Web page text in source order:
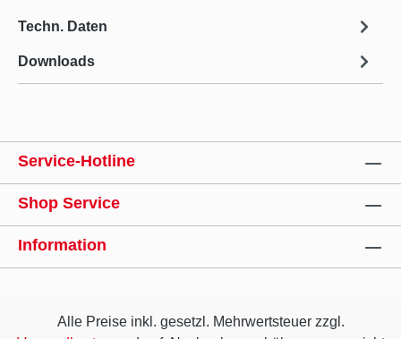
Techn. Daten
Downloads
Service-Hotline
Shop Service
Information
Alle Preise inkl. gesetzl. Mehrwertsteuer zzgl.